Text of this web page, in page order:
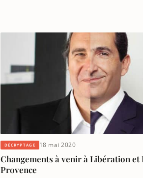
DÉCRYPTAGE 18 mai 2020
Changements à venir à Libération et
Provence